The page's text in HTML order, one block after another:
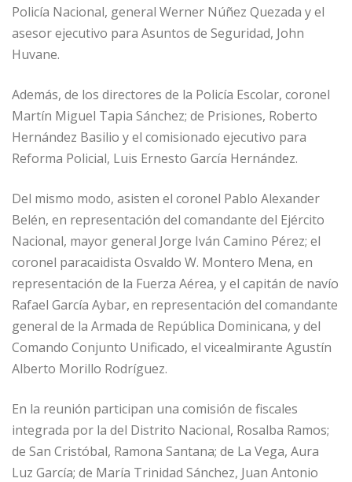
Policía Nacional, general Werner Núñez Quezada y el
asesor ejecutivo para Asuntos de Seguridad, John
Huvane.
Además, de los directores de la Policía Escolar, coronel
Martín Miguel Tapia Sánchez; de Prisiones, Roberto
Hernández Basilio y el comisionado ejecutivo para
Reforma Policial, Luis Ernesto García Hernández.
Del mismo modo, asisten el coronel Pablo Alexander
Belén, en representación del comandante del Ejército
Nacional, mayor general Jorge Iván Camino Pérez; el
coronel paracaidista Osvaldo W. Montero Mena, en
representación de la Fuerza Aérea, y el capitán de navío
Rafael García Aybar, en representación del comandante
general de la Armada de República Dominicana, y del
Comando Conjunto Unificado, el vicealmirante Agustín
Alberto Morillo Rodríguez.
En la reunión participan una comisión de fiscales
integrada por la del Distrito Nacional, Rosalba Ramos;
de San Cristóbal, Ramona Santana; de La Vega, Aura
Luz García; de María Trinidad Sánchez, Juan Antonio